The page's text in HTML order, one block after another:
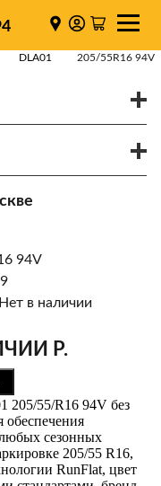
DLA01 205/55R16 94V
94V
в наличии
Р.
205/55/R16 94V без
обеспечения
сезонных
205/55 R16,
RunFlat, цвет